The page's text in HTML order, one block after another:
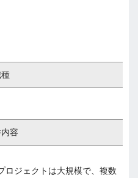
容
ロジェクトは大規模で、複数